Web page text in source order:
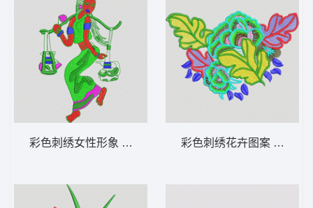
彩色刺绣女性形象 少数民族美女彩色刺绣花卉图案 靓花